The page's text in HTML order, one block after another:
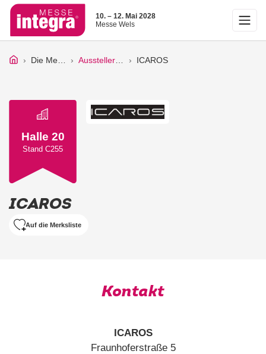
10. – 12. Mai 2028
Messe Wels
Die Messe Ausstellerliste ICAROS
Halle 20
Stand C255
ICAROS
Auf die Merksliste
Kontakt
ICAROS
Fraunhoferstraße 5